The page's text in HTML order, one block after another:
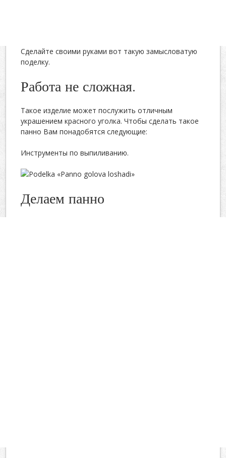
Сделайте своими руками вот такую замысловатую
поделку.
Работа не сложная.
Такое изделие может послужить отличным
украшением красного уголка. Чтобы сделать такое
панно Вам понадобятся следующие:
Инструменты по выпиливанию.
Делаем панно